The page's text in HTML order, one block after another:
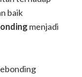
baik
menjadi